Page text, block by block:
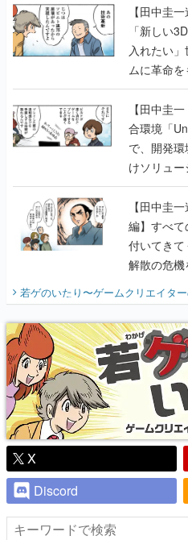
ムに革命
のいたり】
【田中圭
合環境「
で、開発
けソリュ
に行って
【田中圭
編】すべて
付いてき
解散の危
開く。業界
『少年ジ
り】
若ゲのいたり〜ゲームクリエイタ
X
Discord
ピックアップ
電ファミのいま読まれている記事ラン